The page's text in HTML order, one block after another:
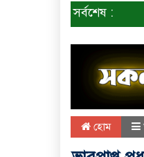
সর্বশেষ :
হোম